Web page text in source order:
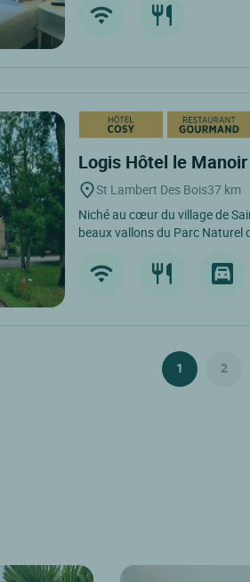
Logis Hôtel le
St Lambert Des Bois37 km
Niché au cœur du village de
beaux vallons du Parc Naturel
1 2